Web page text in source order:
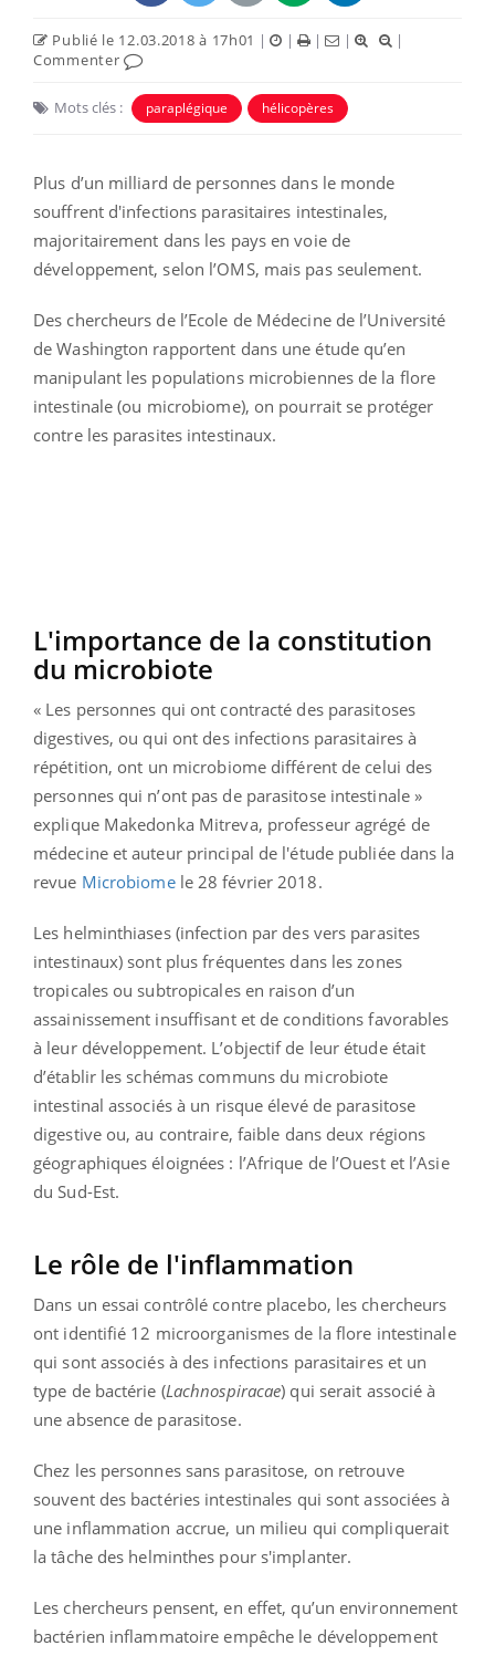
Publié le 12.03.2018 à 17h01 | | | |
|
Commenter
Mots clés : paraplégique hélicopères
Plus d’un milliard de personnes dans le monde
souffrent d'infections parasitaires intestinales,
majoritairement dans les pays en voie de
développement, selon l’OMS, mais pas seulement.
Des chercheurs de l’Ecole de Médecine de l’Université
de Washington rapportent dans une étude qu’en
manipulant les populations microbiennes de la flore
intestinale (ou microbiome), on pourrait se protéger
contre les parasites intestinaux.
L'importance de la constitution
du microbiote
« Les personnes qui ont contracté des parasitoses
digestives, ou qui ont des infections parasitaires à
répétition, ont un microbiome différent de celui des
personnes qui n’ont pas de parasitose intestinale »
explique Makedonka Mitreva, professeur agrégé de
médecine et auteur principal de l'étude publiée dans la
revue Microbiomele 28 février 2018.
Les helminthiases (infection par des vers parasites
intestinaux) sont plus fréquentes dans les zones
tropicales ou subtropicales en raison d’un
assainissement insuffisant et de conditions favorables
à leur développement. L’objectif de leur étude était
d’établir les schémas communs du microbiote
intestinal associés à un risque élevé de parasitose
digestive ou, au contraire, faible dans deux régions
géographiques éloignées : l’Afrique de l’Ouest et l’Asie
du Sud-Est.
Le rôle de l'inflammation
Dans un essai contrôlé contre placebo, les chercheurs
ont identifié 12 microorganismes de la flore intestinale
qui sont associés à des infections parasitaires et un
type de bactérie (Lachnospiracae) qui serait associé à
une absence de parasitose.
Chez les personnes sans parasitose, on retrouve
souvent des bactéries intestinales qui sont associées à
une inflammation accrue, un milieu qui compliquerait
la tâche des helminthes pour s'implanter.
Les chercheurs pensent, en effet, qu’un environnement
bactérien inflammatoire empêche le développement